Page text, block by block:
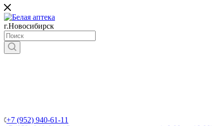
г.Новосибирск
+7 (952) 940-61-11